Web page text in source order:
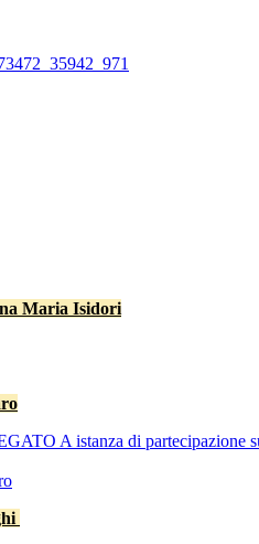
Maria Isidori
A istanza di partecipazione